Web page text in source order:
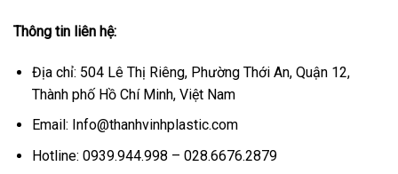
Thông tin liên hệ:
Địa chỉ: 504 Lê Thị Riêng, Phường Thới An, Quận 12,
Thành phố Hồ Chí Minh, Việt Nam
Email: Info@thanhvinhplastic.com
Hotline: 0939.944.998 – 028.6676.2879